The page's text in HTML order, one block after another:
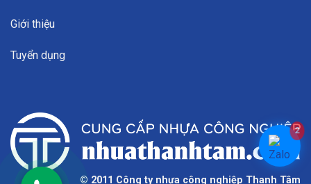
Giới thiệu
Tuyển dụng
© 2011 Công ty nhựa công nghiệp Thanh Tâm
2